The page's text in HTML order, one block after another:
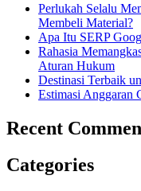
Perlukah Selalu
Membeli Material?
Apa Itu SERP
Rahasia
Aturan Hukum
Destinasi Terbaik
Estimasi Anggaran
Recent
Categories